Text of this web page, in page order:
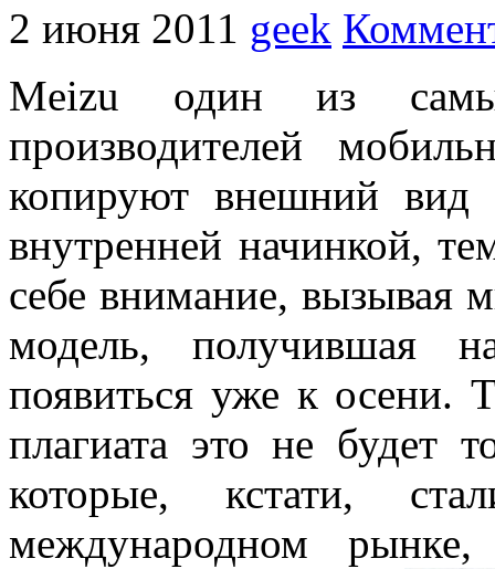
2 июня 2011 geek
Meizu один из
производителей
копируют внешний вид
внутренней начинкой,
себе внимание, вызывая
модель, получившая
появиться уже к осени.
плагиата это не будет
которые, кстати,
международном